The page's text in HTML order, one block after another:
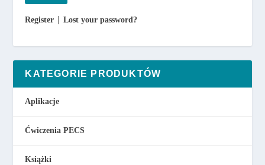
0
z
ł
Register |Lost your password?
KATEGORIE PRODUKTÓW
Aplikacje
Ćwiczenia PECS
Książki